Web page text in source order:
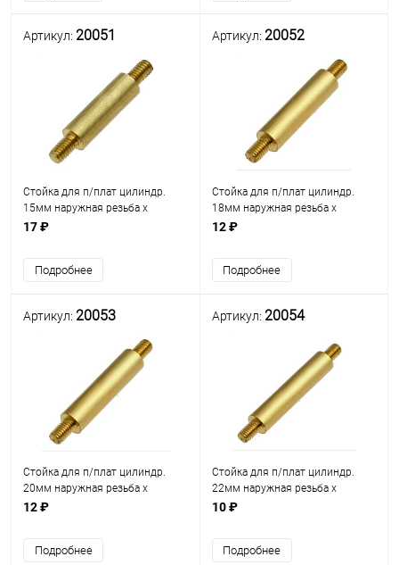
Артикул: 20051
Стойка для п/плат цилиндр.
15мм наружная резьба х
наружная резьба М3мм L=5мм)
(PCNN-15)
17 ₽
Подробнее
Артикул: 20052
Стойка для п/плат цилиндр.
18мм наружная резьба х
наружная резьба М3мм L=5мм)
(PCNN-18)
12 ₽
Подробнее
Артикул: 20053
Стойка для п/плат цилиндр.
20мм наружная резьба х
наружная резьба М3мм L=5мм)
(PCNN-20)
12 ₽
Подробнее
Артикул: 20054
Стойка для п/плат цилиндр.
22мм наружная резьба х
наружная резьба М3мм L=5мм)
D=5.5мм(PCNN-22)
10 ₽
Подробнее